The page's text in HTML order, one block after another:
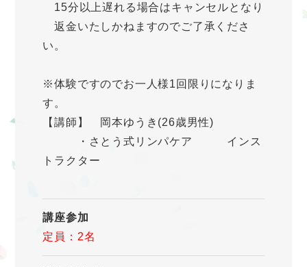
15分以上遅れる場合はキャンセルとなり
返金いたしかねますのでご了承くださ
い。
※体験ですのでお一人様1回限りになりま
す。
【講師】 岡本ゆうき(26歳男性)
・さとう式リンパケア インス
トラクター
講座参加
定員：2名